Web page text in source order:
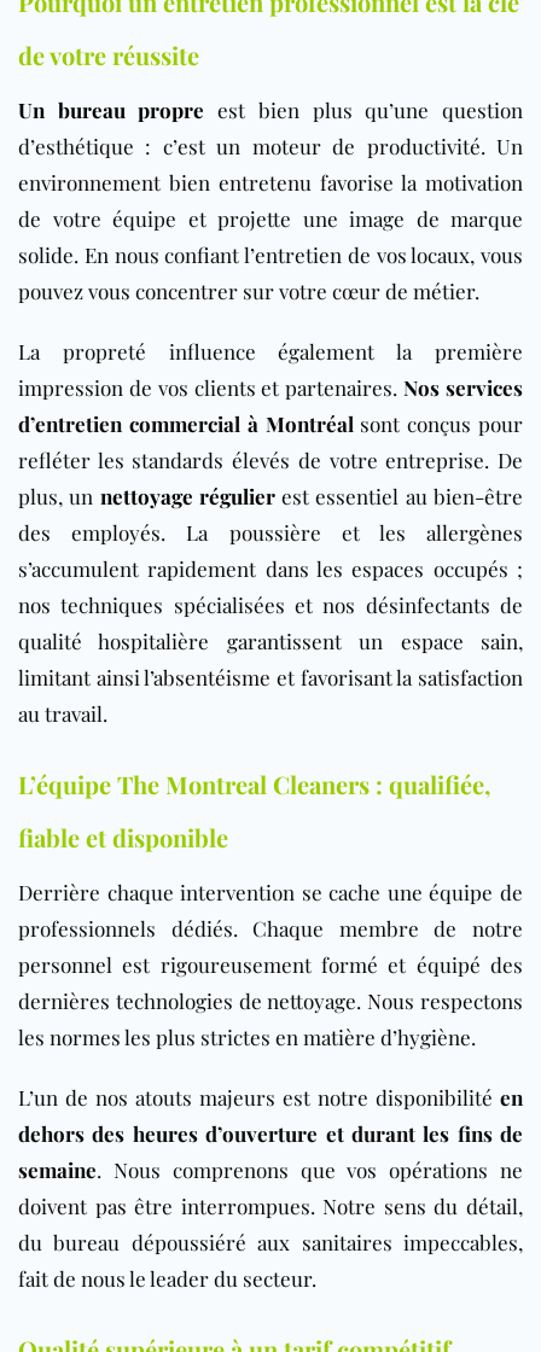
de votre réussite
Un bureau propre est bien plus qu’une question
d’esthétique : c’est un moteur de productivité. Un
environnement bien entretenu favorise la motivation
de votre équipe et projette une image de marque
solide. En nous confiant l’entretien de vos locaux, vous
pouvez vous concentrer sur votre cœur de métier.
La propreté influence également la première
impression de vos clients et partenaires.Nos services
d’entretien commercial à Montréal sont conçus pour
refléter les standards élevés de votre entreprise. De
plus, un nettoyage régulierest essentiel au bien-être
des employés. La poussière et les allergènes
s’accumulent rapidement dans les espaces occupés ;
nos techniques spécialisées et nos désinfectants de
qualité hospitalière garantissent un espace sain,
limitant ainsi l’absentéisme et favorisant la satisfaction
au travail.
L’équipe The Montreal Cleaners : qualifiée,
fiable et disponible
Derrière chaque intervention se cache une équipe de
professionnels dédiés. Chaque membre de notre
personnel est rigoureusement formé et équipé des
dernières technologies de nettoyage. Nous respectons
les normes les plus strictes en matière d’hygiène.
L’un de nos atouts majeurs est notre disponibilité en
dehors des heures d’ouverture et durant les fins de
semaine. Nous comprenons que vos opérations ne
doivent pas être interrompues. Notre sens du détail,
du bureau dépoussiéré aux sanitaires impeccables,
fait de nous le leader du secteur.